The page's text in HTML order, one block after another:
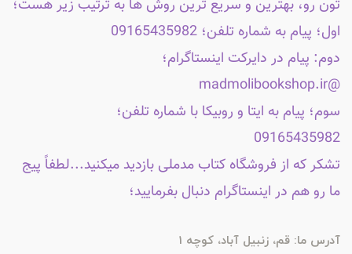
تون رو، بهترین و سریع ترین روش ها به ترتیب زیر هست؛
اول؛ پیام به شماره تلفن؛ 09165435982
دوم: پیام در دایرکت اینستاگرام؛
@madmolibookshop.ir
سوم؛ پیام به ایتا و روبیکا با شماره تلفن؛
09165435982
تشکر که از فروشگاه کتاب مدملی بازدید میکنید...لطفاً پیج
ما رو هم در اینستاگرام دنبال بفرمایید؛
آدرس ما: قم، زنبیل آباد، کوچه 1